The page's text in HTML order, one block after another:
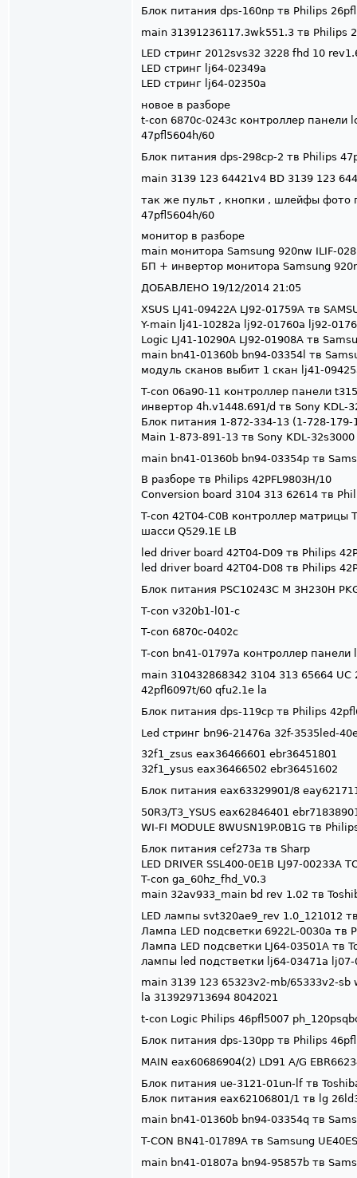
Блок питания dps-160np тв Philips
main 31391236117.3wk551.3 тв Philips
LED стринг 2012svs32 3228 fhd 10
LED стринг lj64-02349a
LED стринг lj64-02350a
новое в разборе
t-con 6870с-0243с контроллер панели
47pfl5604h/60
Блок питания dps-298cp-2 тв Philips
main 3139 123 64421v4 BD 3139 123
так же пульт , кнопки , шлейфы фото
47pfl5604h/60
монитор в разборе
main монитора Samsung 920nw ILIF-
БП + инвертор монитора Samsung
ДОБАВЛЕНО 19/12/2014 21:05
XSUS LJ41-09422A LJ92-01759A тв
Y-main lj41-10282a lj92-01760a lj92-
Logic LJ41-10290A LJ92-01908A тв
main bn41-01360b bn94-03354l тв
модуль сканов выбит 1 скан lj41-
T-con 06a90-11 контроллер панели
инвертор 4h.v1448.691/d тв Sony KDL-
Блок питания 1-872-334-13 (1-728-179-
Main 1-873-891-13 тв Sony KDL-32s3000
main bn41-01360b bn94-03354p тв
В разборе тв Philips 42PFL9803H/10
Conversion board 3104 313 62614 тв
T-con 42T04-C0B контроллер матрицы
шасси Q529.1E LB
led driver board 42T04-D09 тв Philips
led driver board 42T04-D08 тв Philips
Блок питания PSC10243C M 3H230H
T-con v320b1-l01-c
T-con 6870c-0402c
T-con bn41-01797a контроллер панели
main 310432868342 3104 313 65664
42pfl6097t/60 qfu2.1e la
Блок питания dps-119cp тв Philips
Led стринг bn96-21476a 32f-3535led-
32f1_zsus eax36466601 ebr36451801
32f1_ysus eax36466502 ebr36451602
Блок питания eax63329901/8
50R3/T3_YSUS eax62846401
WI-FI MODULE 8WUSN19P.0B1G тв
Блок питания cef273a тв Sharp
LED DRIVER SSL400-0E1B LJ97-00233A
T-con ga_60hz_fhd_V0.3
main 32av933_main bd rev 1.02 тв
LED лампы svt320ae9_rev 1.0_121012
Лампа LED подсветки 6922L-0030a тв
Лампа LED подсветки LJ64-03501A тв
лампы led подстветки lj64-03471a lj07-
main 3139 123 65323v2-mb/65333v2-sb
la 313929713694 8042021
t-con Logic Philips 46pfl5007
Блок питания dps-130pp тв Philips
MAIN eax60686904(2) LD91 A/G
Блок питания ue-3121-01un-lf тв
Блок питания eax62106801/1 тв lg
main bn41-01360b bn94-03354q тв
T-CON BN41-01789A тв Samsung
main bn41-01807a bn94-95857b тв